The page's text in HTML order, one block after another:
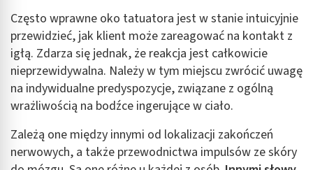
Często wprawne oko tatuatora jest w stanie intuicyjnie
przewidzieć, jak klient może zareagować na kontakt z
igłą. Zdarza się jednak, że reakcja jest całkowicie
nieprzewidywalna. Należy w tym miejscu zwrócić uwagę
na indywidualne predyspozycje, związane z ogólną
wrażliwością na bodźce ingerujące w ciało.
Zależą one między innymi od lokalizacji zakończeń
nerwowych, a także przewodnictwa impulsów ze skóry